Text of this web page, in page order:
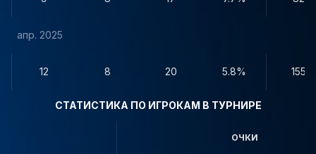
апр. 2025
12 8 20 5.8% 155
СТАТИСТИКА ПО ИГРОКАМ В ТУРНИРЕ
ОЧКИ